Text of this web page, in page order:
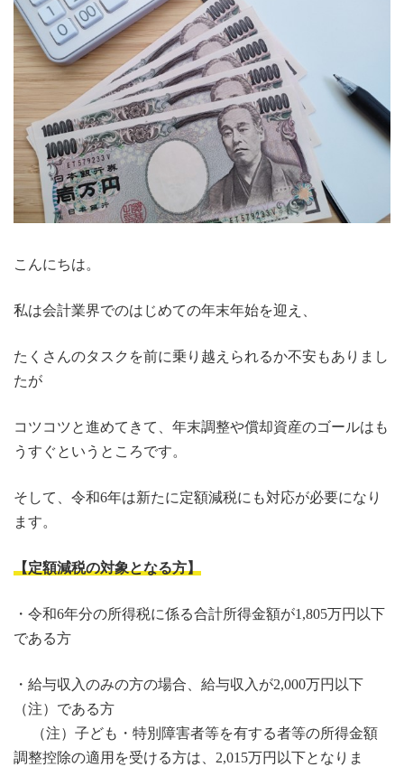
こんにちは。
私は会計業界でのはじめての年末年始を迎え、
たくさんのタスクを前に乗り越えられるか不安もありまし
たが
コツコツと進めてきて、年末調整や償却資産のゴールはも
うすぐというところです。
そして、令和6年は新たに定額減税にも対応が必要になり
ます。
【定額減税の対象となる方】
・令和6年分の所得税に係る合計所得金額が1,805万円以下
である方
・給与収入のみの方の場合、給与収入が2,000万円以下
（注）である方
（注）子ども・特別障害者等を有する者等の所得金額
調整控除の適用を受ける方は、2,015万円以下となりま